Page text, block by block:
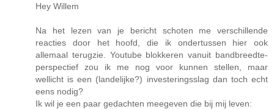
Hey Willem
Na het lezen van je bericht schoten me verschillende
reacties door het hoofd, die ik ondertussen hier ook
allemaal terugzie. Youtube blokkeren vanuit bandbreedte-
perspectief zou ik me nog voor kunnen stellen, maar
wellicht is een (landelijke?) investeringsslag dan toch echt
eens nodig?
Ik wil je een paar gedachten meegeven die bij mij leven: